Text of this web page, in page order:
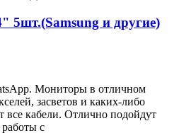
и другие)
Мониторы в отличном
засветов и каких-либо
все кабели. Отлично подойдут
с